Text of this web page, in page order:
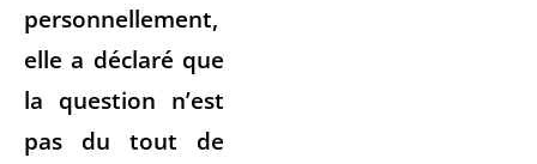
personnellement,
elle a déclaré que
la question n’est
pas du tout de